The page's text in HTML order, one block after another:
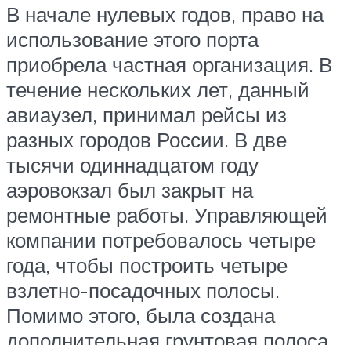
В начале нулевых годов, право на
использование этого порта
приобрела частная организация. В
течение нескольких лет, данный
авиаузел, принимал рейсы из
разных городов России. В две
тысячи одиннадцатом году
аэровокзал был закрыт на
ремонтные работы. Управляющей
компании потребовалось четыре
года, чтобы построить четыре
взлетно-посадочных полосы.
Помимо этого, была создана
дополнительная грунтовая полоса